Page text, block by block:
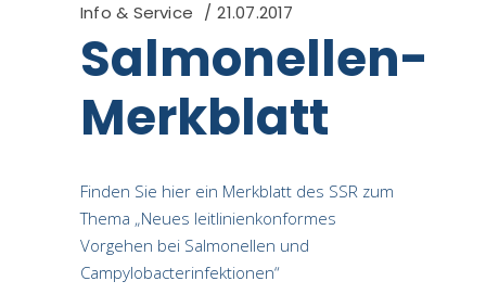
Info & Service 21.07.2017
Salmonellen-
Merkblatt
Finden Sie hier ein Merkblatt des SSR zum
Thema „Neues leitlinienkonformes
Vorgehen bei Salmonellen und
Campylobacterinfektionen“